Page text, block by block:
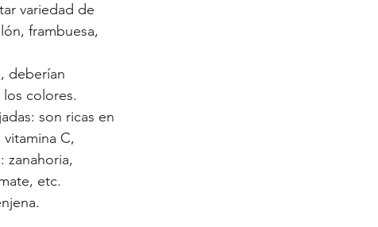
variedad de
frambuesa,
deberían
colores.
son ricas en
C,
zanahoria,
etc.